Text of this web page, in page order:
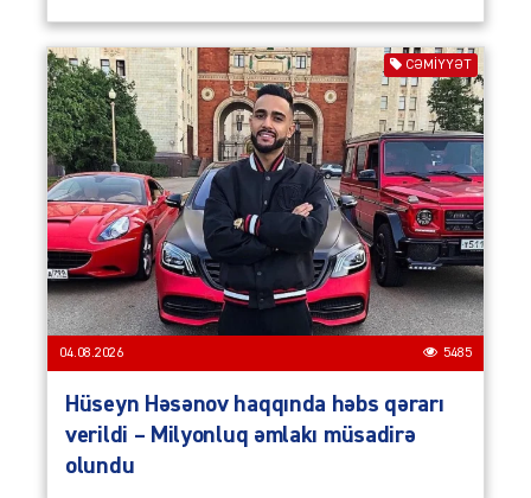
CƏMIYYƏT
04.08.2026 5485
Hüseyn Həsənov haqqında həbs qərarı
verildi – Milyonluq əmlakı müsadirə
olundu